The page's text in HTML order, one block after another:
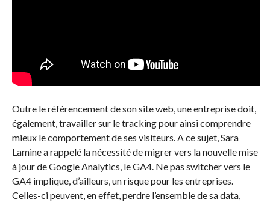
Outre le référencement de son site web, une entreprise doit,
également, travailler sur le tracking pour ainsi comprendre
mieux le comportement de ses visiteurs. A ce sujet, Sara
Lamine a rappelé la nécessité de migrer vers la nouvelle mise
à jour de Google Analytics, le GA4. Ne pas switcher vers le
GA4 implique, d’ailleurs, un risque pour les entreprises.
Celles-ci peuvent, en effet, perdre l’ensemble de sa data,